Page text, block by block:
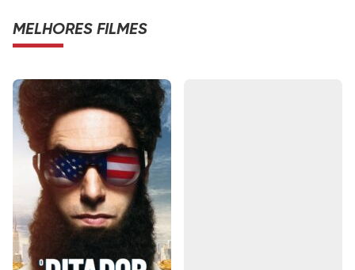
MELHORES FILMES